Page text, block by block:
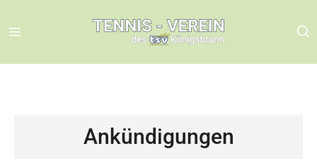
Ankündigungen